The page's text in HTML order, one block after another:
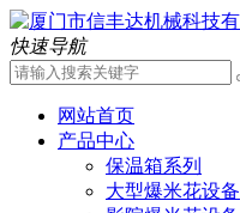
快速导航
网站首页
产品中心
保温箱系列
大型爆米花设备